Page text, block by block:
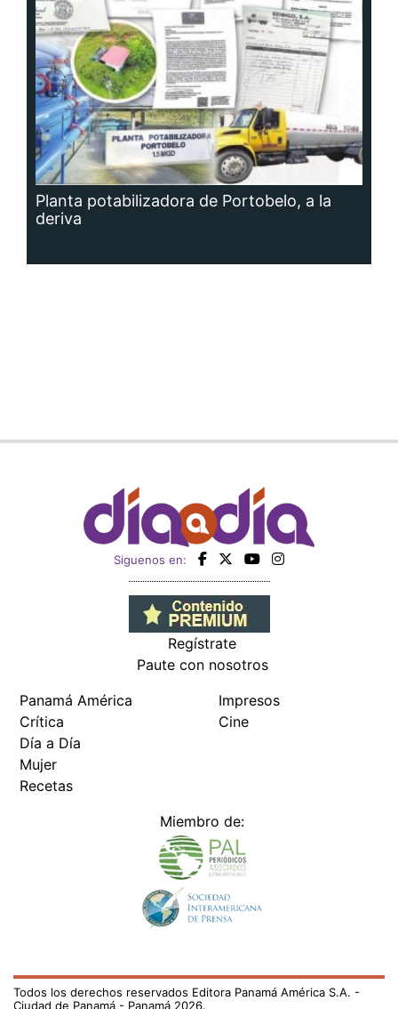
Planta potabilizadora de Portobelo, a la
deriva
Siguenos en:
Regístrate
Paute con nosotros
Panamá América
Crítica
Día a Día
Mujer
Recetas
Impresos
Cine
Miembro de:
Todos los derechos reservados Editora Panamá América S.A. -
Ciudad de Panamá - Panamá 2026.